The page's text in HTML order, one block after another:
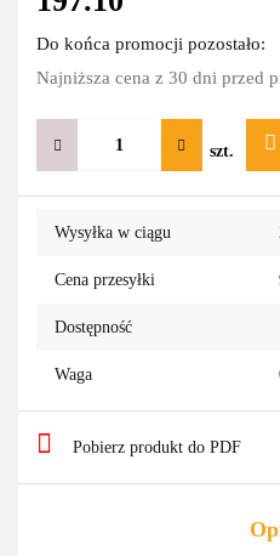
Do końca promocji pozostało:
Najniższa cena z 30 dni przed
szt.
Wysyłka w ciągu
Cena przesyłki
Dostępność
Waga
Pobierz produkt do PDF